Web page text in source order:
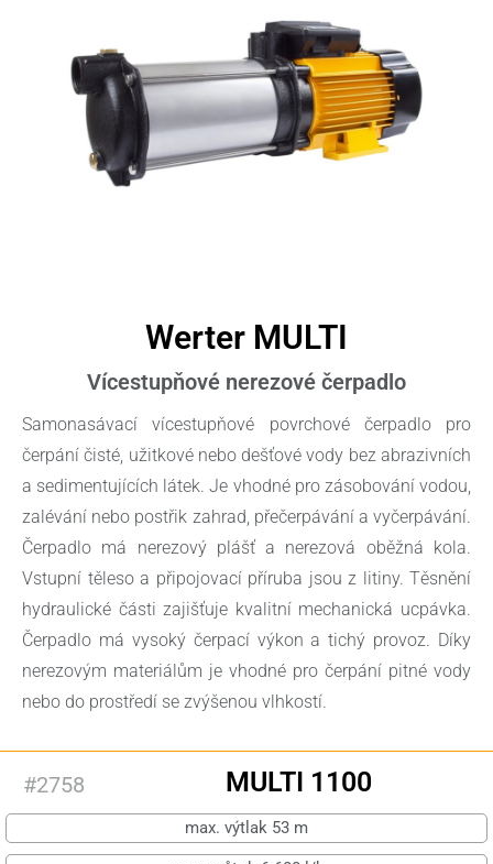
Werter MULTI
Vícestupňové nerezové čerpadlo
Samonasávací vícestupňové povrchové čerpadlo pro
čerpání čisté, užitkové nebo dešťové vody bez abrazivních
a sedimentujících látek. Je vhodné pro zásobování vodou,
zalévání nebo postřik zahrad, přečerpávání a vyčerpávání.
Čerpadlo má nerezový plášť a nerezová oběžná kola.
Vstupní těleso a připojovací příruba jsou z litiny. Těsnění
hydraulické části zajišťuje kvalitní mechanická ucpávka.
Čerpadlo má vysoký čerpací výkon a tichý provoz. Díky
nerezovým materiálům je vhodné pro čerpání pitné vody
nebo do prostředí se zvýšenou vlhkostí.
#2758 MULTI 1100
max. výtlak 53 m